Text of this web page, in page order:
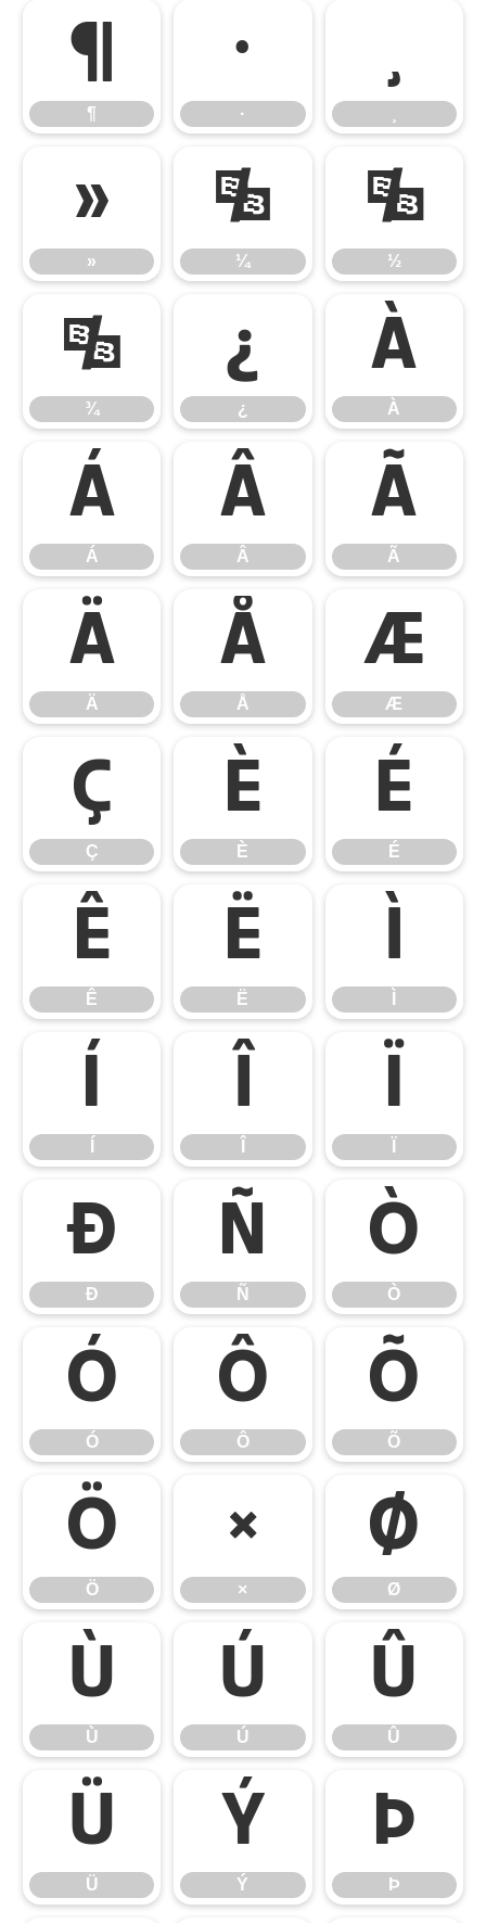
¶
¶
·
·
¸
»
»
¼
¼
½
½
¾
¾
¿
¿
À
À
Á
Á
Â
Â
Ã
Ã
Ä
Ä
Å
Å
Æ
Æ
Ç
Ç
È
È
É
É
Ê
Ê
Ë
Ë
Ì
Í Î Ï
Ð
Ð
Ñ
Ñ
Ò
Ò
Ó
Ó
Ô
Ô
Õ
Õ
Ö
Ö
×
×
Ø
Ø
Ù
Ù
Ú
Ú
Û
Û
Ü
Ü
Ý
Ý
Þ
Þ